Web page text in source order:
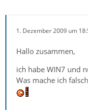
1. Dezember 2009 um
Hallo zusammen,
ich habe WIN7 und
Was mache ich